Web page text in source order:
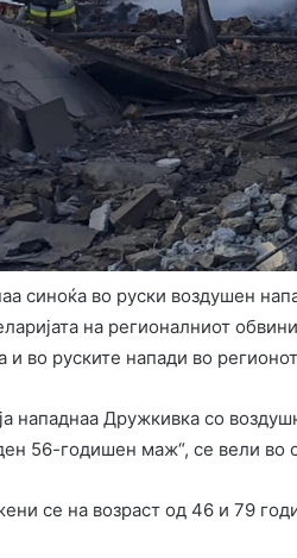
синоќа во руски воздушен
на регионалниот
и во руските напади во
нападнаа Дружкивка со
56-годишен маж“, се вели во
се на возраст од 46 и 79